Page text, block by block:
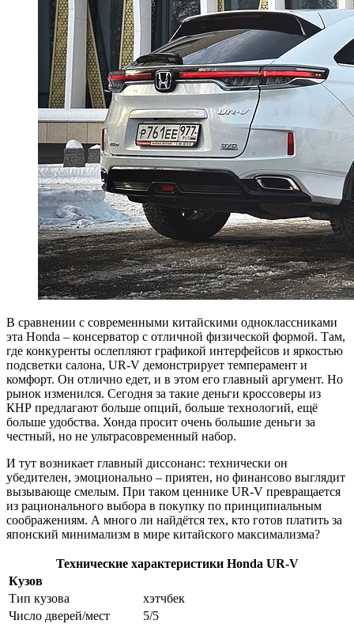
В сравнении с современными китайскими одноклассниками
эта Honda – консерватор с отличной физической формой. Там,
где конкуренты ослепляют графикой интерфейсов и яркостью
подсветки салона, UR-V демонстрирует темперамент и
комфорт. Он отлично едет, и в этом его главный аргумент. Но
рынок изменился. Сегодня за такие деньги кроссоверы из
КНР предлагают больше опций, больше технологий, ещё
больше удобства. Хонда просит очень большие деньги за
честный, но не ультрасовременный набор.
И тут возникает главный диссонанс: технически он
убедителен, эмоционально – приятен, но финансово выглядит
вызывающе смелым. При таком ценнике UR-V превращается
из рационального выбора в покупку по принципиальным
соображениям. А много ли найдётся тех, кто готов платить за
японский минимализм в мире китайского максимализма?
Технические характеристики Honda UR-V
Кузов
Тип кузова
хэтчбек
Число дверей/мест
5/5